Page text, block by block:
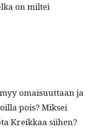
on mil­tei
omaisu­ut­taan ja
pois? Mik­sei
Kreikkaa siihen?